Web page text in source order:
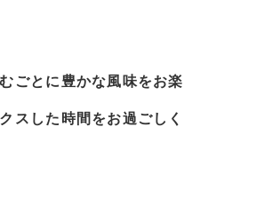
ごとに豊かな風味をお楽
スした時間をお過ごしく